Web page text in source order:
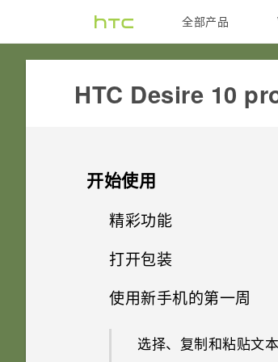
全部产品
VIVE
HTC Desire 10
开始使用
精彩功能
相机的特别之处
声音
HTC 安全助手
打开包装
HTC Desire 10 pro 概
卡槽与卡座
使用新手机的第一周
选择、复制和粘贴文本